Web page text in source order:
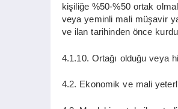
kişiliğe %50-%50 ortak
veya yeminli mali müşavir
ve ilan tarihinden önce
4.1.10. Ortağı olduğu veya
4.2. Ekonomik ve mali